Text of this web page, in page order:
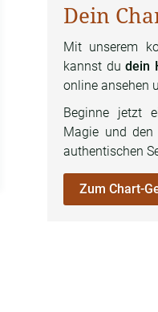
Dein
Mit unserem
kannst dudein
online ansehen
Beginne jetzt
Magie und den
authentischen
Zum Chart-